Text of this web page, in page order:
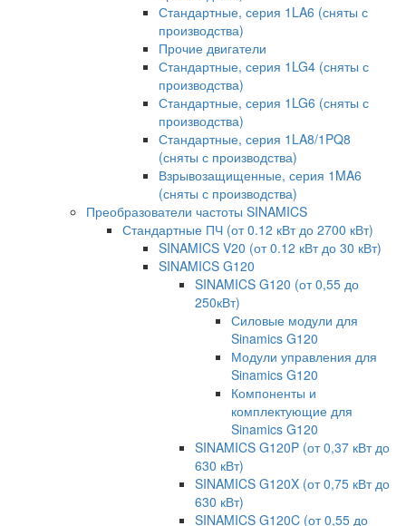
Стандартные, серия 1LA6 (сняты с
производства)
Прочие двигатели
Стандартные, серия 1LG4 (сняты с
производства)
Стандартные, серия 1LG6 (сняты с
производства)
Стандартные, серия 1LA8/1PQ8
(сняты с производства)
Взрывозащищенные, серия 1MA6
(сняты с производства)
Преобразователи частоты SINAMICS
Стандартные ПЧ (от 0.12 кВт до 2700 кВт)
SINAMICS V20 (от 0.12 кВт до 30 кВт)
SINAMICS G120
SINAMICS G120 (от 0,55 до
250кВт)
Силовые модули для
Sinamics G120
Модули управления для
Sinamics G120
Компоненты и
комплектующие для
Sinamics G120
SINAMICS G120P (от 0,37 кВт до
630 кВт)
SINAMICS G120X (от 0,75 кВт до
630 кВт)
SINAMICS G120C (от 0,55 до